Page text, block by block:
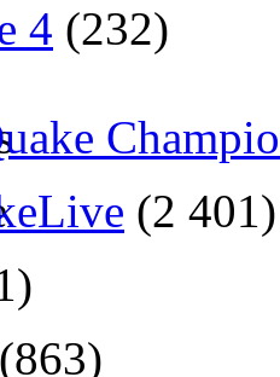
4 (232)
(2 401)
(863)